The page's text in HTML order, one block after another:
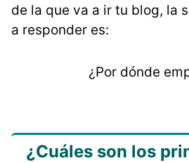
de la que va a ir tu blog, la
a responder es:
¿Por dónde
¿Cuáles son los